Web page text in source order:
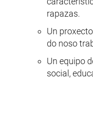
rapazas.
Un
do noso
Un equipo
social,